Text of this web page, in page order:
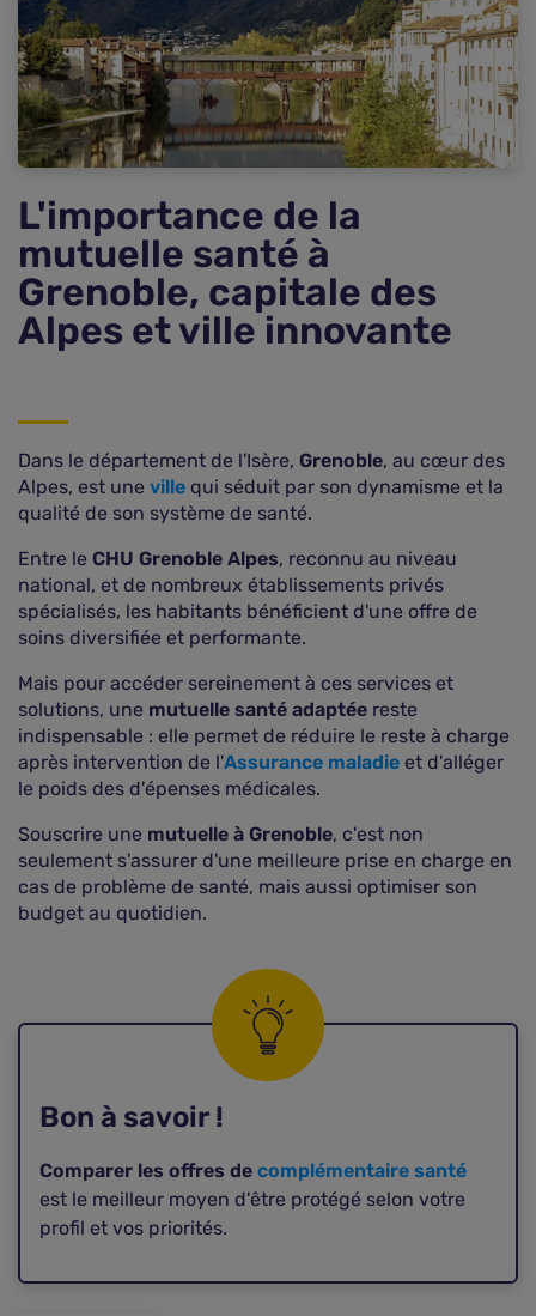
FAQ : vos questions fréquentes sur la mutuelle
santé à Grenoble
L'importance de la
mutuelle santé à
Grenoble, capitale des
Alpes et ville innovante
Dans le département de l'Isère, Grenoble, au cœur des
Alpes, est une ville qui séduit par son dynamisme et la
qualité de son système de santé.
Entre le CHU Grenoble Alpes, reconnu au niveau
national, et de nombreux établissements privés
spécialisés, les habitants bénéficient d'une offre de
soins diversifiée et performante.
Mais pour accéder sereinement à ces services et
solutions, une mutuelle santé adaptée reste
indispensable : elle permet de réduire le reste à charge
après intervention de l'Assurance maladie et d'alléger
le poids des d'épenses médicales.
Souscrire une mutuelle à Grenoble, c'est non
seulement s'assurer d'une meilleure prise en charge en
cas de problème de santé, mais aussi optimiser son
budget au quotidien.
Bon à savoir !
Comparer les offres de complémentaire santé
est le meilleur moyen d'être protégé selon votre
profil et vos priorités.